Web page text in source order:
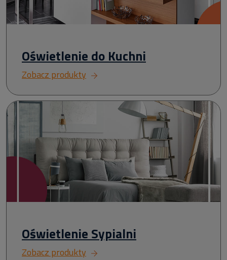
Oświetlenie do Kuchni
Zobacz produkty
Oświetlenie Sypialni
Zobacz produkty